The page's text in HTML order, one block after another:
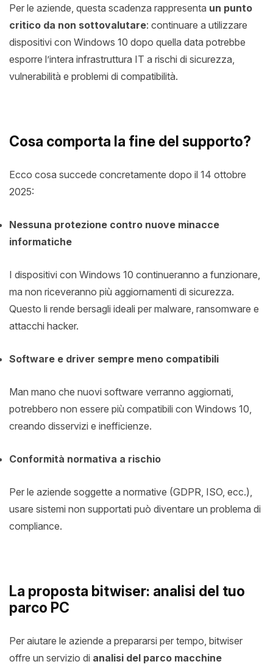
Per le aziende, questa scadenza rappresenta un punto
critico da non sottovalutare: continuare a utilizzare
dispositivi con Windows 10 dopo quella data potrebbe
esporre l’intera infrastruttura IT a rischi di sicurezza,
vulnerabilità e problemi di compatibilità.
Cosa comporta la fine del supporto?
Ecco cosa succede concretamente dopo il 14 ottobre
2025:
Nessuna protezione contro nuove minacce
informatiche
I dispositivi con Windows 10 continueranno a funzionare,
ma non riceveranno più aggiornamenti di sicurezza.
Questo li rende bersagli ideali per malware, ransomware e
attacchi hacker.
Software e driver sempre meno compatibili
Man mano che nuovi software verranno aggiornati,
potrebbero non essere più compatibili con Windows 10,
creando disservizi e inefficienze.
Conformità normativa a rischio
Per le aziende soggette a normative (GDPR, ISO, ecc.),
usare sistemi non supportati può diventare un problema di
compliance.
La proposta bitwiser: analisi del tuo
parco PC
Per aiutare le aziende a prepararsi per tempo, bitwiser
offre un servizio di analisi del parco macchine